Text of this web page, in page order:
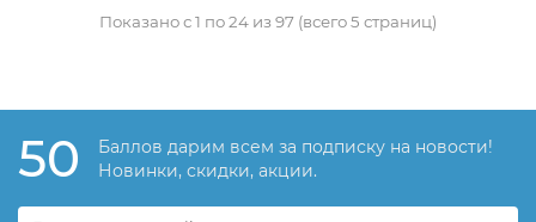
Показано с 1 по 24 из 97 (всего 5 страниц)
50
Баллов дарим всем за подписку на новости!
Новинки, скидки, акции.